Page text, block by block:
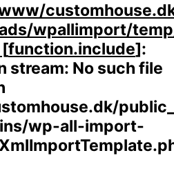
wpallimport/
[function.include]:
stream: No such file
wp-all-import-